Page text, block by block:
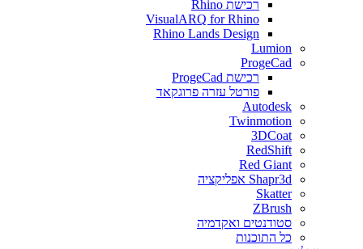
רכישת Rhino
VisualARQ for Rhino
Rhino Lands Design
Lumion
ProgeCad
רכישת ProgeCad
פורטל עזרה פרוגקאד
Autodesk
Twinmotion
3DCoat
RedShift
Red Giant
Shapr3d אפליקציה
Skatter
ZBrush
סטודנטים ואקדמיה
כל התוכנות